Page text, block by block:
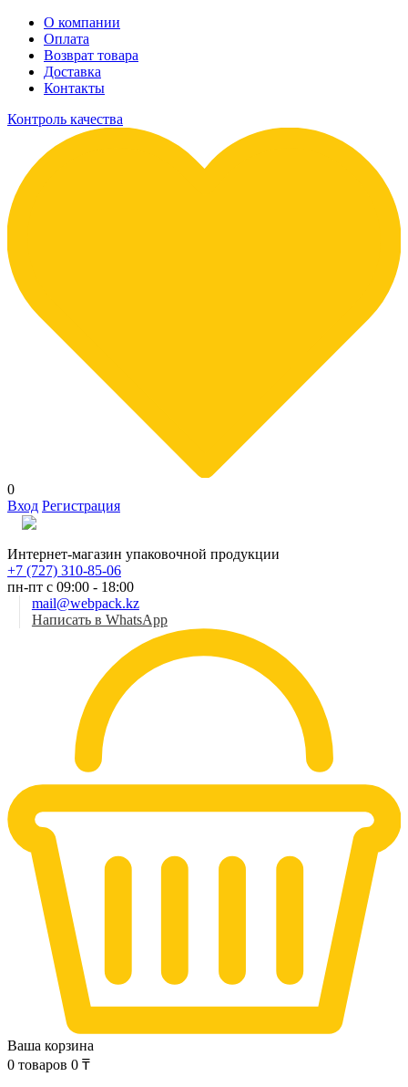
О компании
Оплата
Возврат товара
Доставка
Контакты
Контроль качества
0
Вход Регистрация
Интернет-магазин упаковочной продукции
+7 (727) 310-85-06
пн-пт с 09:00 - 18:00
mail@webpack.kz
Написать в WhatsApp
Ваша корзина
0 товаров 0 ₸